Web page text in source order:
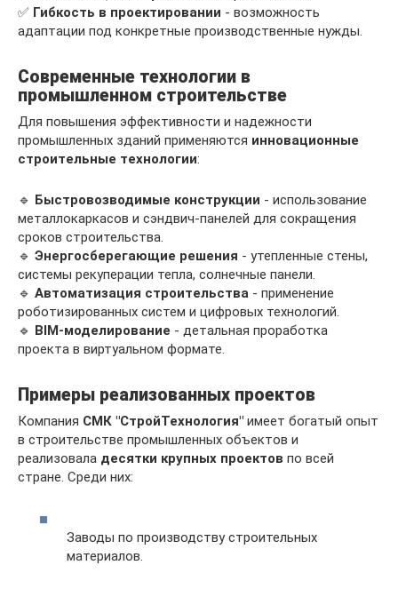
✅ Гибкость в проектировании - возможность
адаптации под конкретные производственные нужды.
Современные технологии в
промышленном строительстве
Для повышения эффективности и надежности
промышленных зданий применяются инновационные
строительные технологии:
🔹 Быстровозводимые конструкции - использование
металлокаркасов и сэндвич-панелей для сокращения
сроков строительства.
🔹 Энергосберегающие решения - утепленные стены,
системы рекуперации тепла, солнечные панели.
🔹 Автоматизация строительства - применение
роботизированных систем и цифровых технологий.
🔹 BIM-моделирование - детальная проработка
проекта в виртуальном формате.
Примеры реализованных проектов
Компания СМК "СтройТехнология" имеет богатый опыт
в строительстве промышленных объектов и
реализовала десятки крупных проектов по всей
стране. Среди них:
Заводы по производству строительных
материалов.